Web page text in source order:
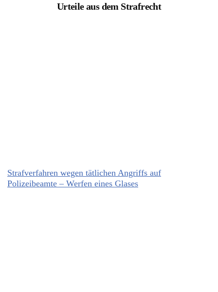
Urteile aus dem Strafrecht
Strafverfahren wegen tätlichen Angriffs auf
Polizeibeamte – Werfen eines Glases